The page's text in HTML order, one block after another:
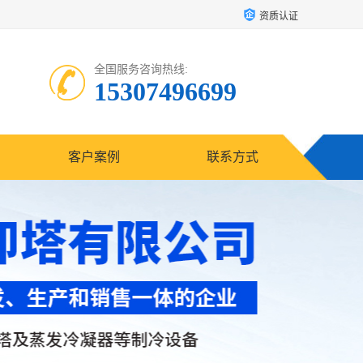
资质认证
全国服务咨询热线:
15307496699
客户案例 联系方式